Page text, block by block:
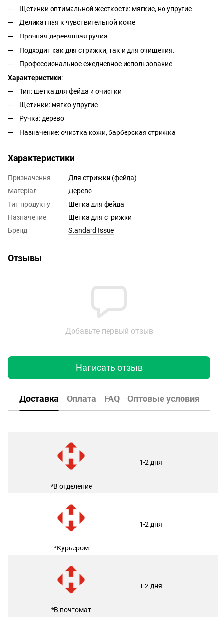
Щетинки оптимальной жесткости: мягкие, но упругие
Деликатная к чувствительной коже
Прочная деревянная ручка
Подходит как для стрижки, так и для очищения.
Профессиональное ежедневное использование
Характеристики:
Тип: щетка для фейда и очистки
Щетинки: мягко-упругие
Ручка: дерево
Назначение: очистка кожи, барберская стрижка
Характеристики
Призначення
Для стрижки (фейда)
Матеріал
Дерево
Тип продукту
Щетка для фейда
Назначение
Щетка для стрижки
Бренд
Standard Issue
Отзывы
Добавьте первый отзыв
Написать отзыв
Доставка Оплата FAQ Оптовые условия
*В отделение
1-2 дня
*Курьером
1-2 дня
*В почтомат
1-2 дня